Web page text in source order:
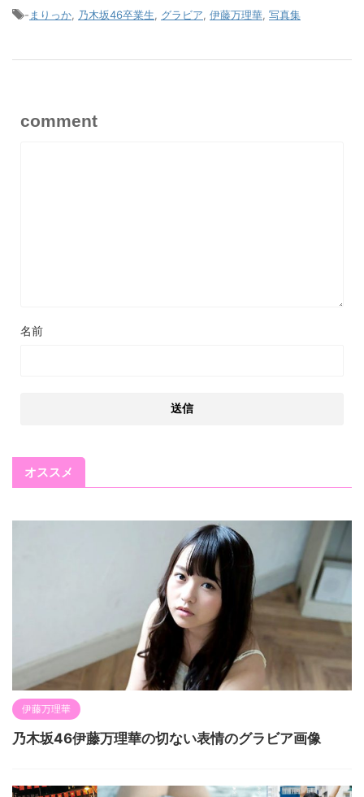
- まりっか 乃木坂46卒業生 グラビア 伊藤万理華 写真集
comment
名前
オススメ
伊藤万理華
乃木坂46伊藤万理華の切ない表情のグラビア画像